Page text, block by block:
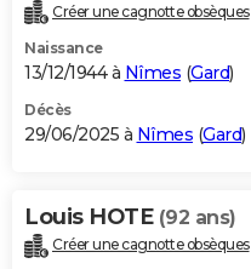
Créer une cagnotte obsèques
Naissance
13/12/1944 à Nîmes (Gard)
Décès
29/06/2025 à Nîmes (Gard)
Louis HOTE (92 ans)
Créer une cagnotte obsèques